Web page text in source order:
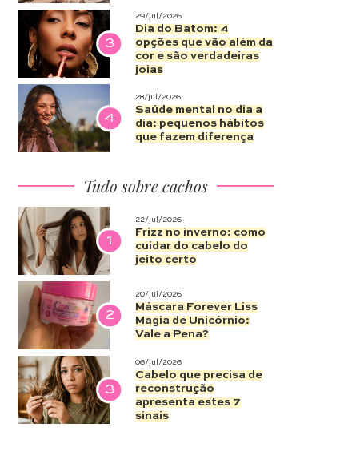
3
29/jul/2026
Dia do Batom: 4
opções que vão além da
cor e são verdadeiras
joias
4
28/jul/2026
Saúde mental no dia a
dia: pequenos hábitos
que fazem diferença
Tudo sobre cachos
1
22/jul/2026
Frizz no inverno: como
cuidar do cabelo do
jeito certo
2
20/jul/2026
Máscara Forever Liss
Magia de Unicórnio:
Vale a Pena?
3
06/jul/2026
Cabelo que precisa de
reconstrução
apresenta estes 7
sinais